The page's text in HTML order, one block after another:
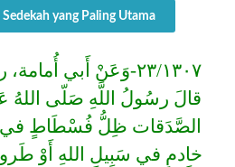
yang Paling Utama
٢٣/١٣٠٧-وَعَنْ أَبي
قالَ رسُولُ اللَّهِ صَلّى
الصَّدَقات ظِلُّ فُسْطَاطٍ في
خادمٍ في سَبِيلِ اللهِ أَوْ